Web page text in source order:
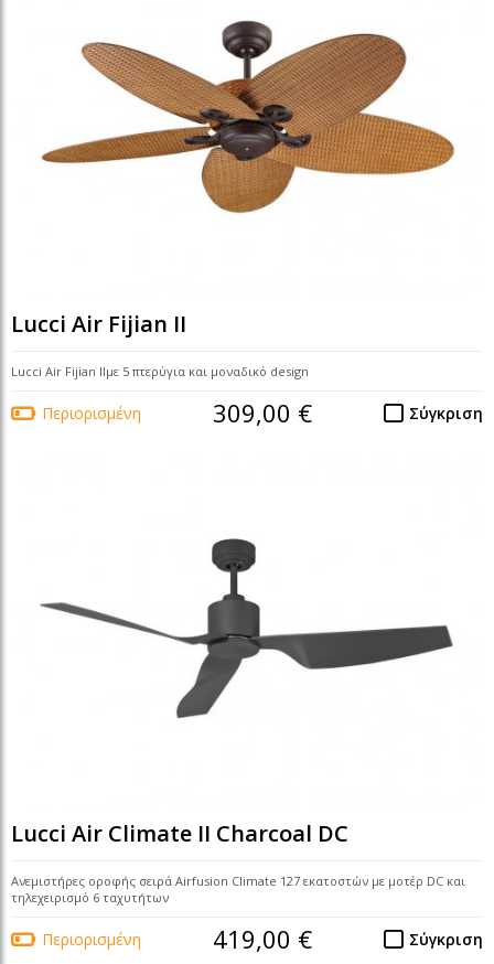
Lucci Air Fijian II
Lucci Air Fijian IIμε 5 πτερύγια και μοναδικό design
Περιορισμένη Σύγκριση
309,00 €
Lucci Air Climate II Charcoal DC
Ανεμιστήρες οροφής σειρά Airfusion Climate 127 εκατοστών με μοτέρ DC και
τηλεχειρισμό 6 ταχυτήτων
Περιορισμένη Σύγκριση
419,00 €